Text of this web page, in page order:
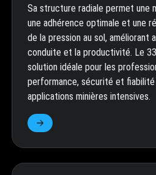
Sa structure radiale permet une
une adhérence optimale et une
de la pression au sol, améliorant
conduite et la productivité. Le
solution idéale pour les
performance, sécurité et fiabilité
applications minières intensives.